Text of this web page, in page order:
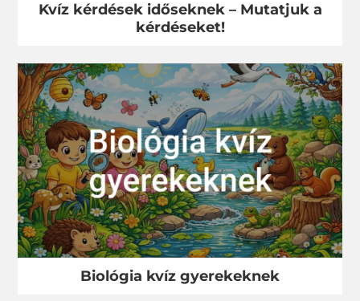
Kvíz kérdések időseknek – Mutatjuk a
kérdéseket!
Biológia kvíz gyerekeknek